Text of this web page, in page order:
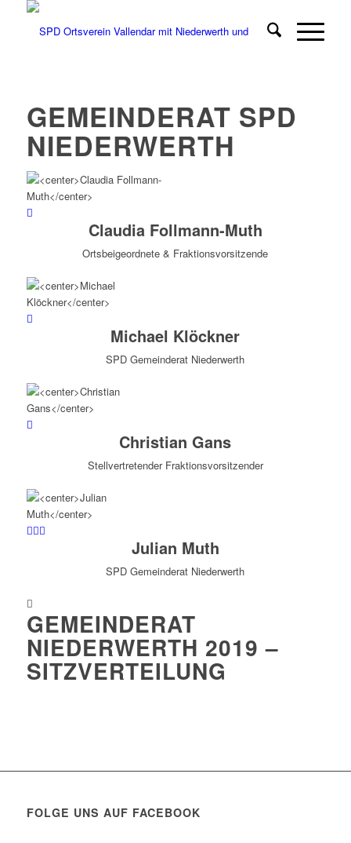
GEMEINDERAT SPD
NIEDERWERTH
Claudia Follmann-Muth
Ortsbeigeordnete & Fraktionsvorsitzende
Michael Klöckner
SPD Gemeinderat Niederwerth
Christian Gans
Stellvertretender Fraktionsvorsitzender
Julian Muth
SPD Gemeinderat Niederwerth
GEMEINDERAT
NIEDERWERTH 2019 –
SITZVERTEILUNG
FOLGE UNS AUF FACEBOOK